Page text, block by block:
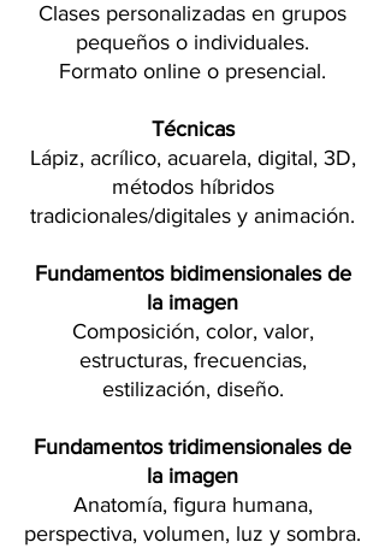
Clases personalizadas en grupos
pequeños o individuales.
Formato online o presencial.
Técnicas
Lápiz, acrílico, acuarela, digital, 3D,
métodos híbridos
tradicionales/digitales y animación.
Fundamentos bidimensionales de
la imagen
Composición, color, valor,
estructuras, frecuencias,
estilización, diseño.
Fundamentos tridimensionales de
la imagen
Anatomía, figura humana,
perspectiva, volumen, luz y sombra.